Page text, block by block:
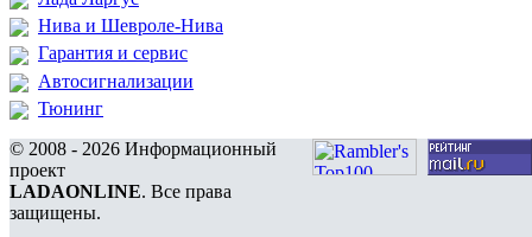
Нива и Шевроле-Нива
Гарантия и сервис
Автосигнализации
Тюнинг
© 2008 - 2026 Информационный
проект
LADAONLINE. Все права
защищены.